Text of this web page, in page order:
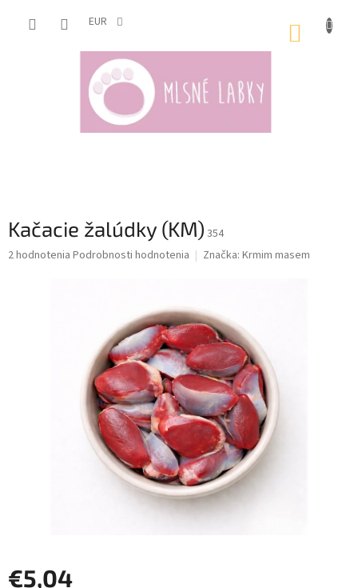
EUR
Kačacie žalúdky (KM) 354
Priemerné
2 hodnotenia Podrobnosti hodnotenia Značka: Krmim masem
€5,04